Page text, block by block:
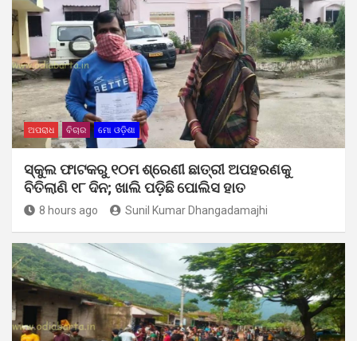
ଅପରାଧ ବିଚାର ମୋ ଓଡ଼ିଶା
ସ୍କୁଲ ଫାଟକରୁ ୧୦ମ ଶ୍ରେଣୀ ଛାତ୍ରୀ ଅପହରଣକୁ
ବିତିଲାଣି ୧୮ ଦିନ; ଖାଲି ପଡ଼ିଛି ପୋଲିସ ହାତ
8 hours ago Sunil Kumar Dhangadamajhi